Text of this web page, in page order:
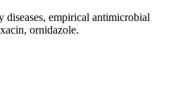
diseases, empirical antimicrobial
ornidazole.